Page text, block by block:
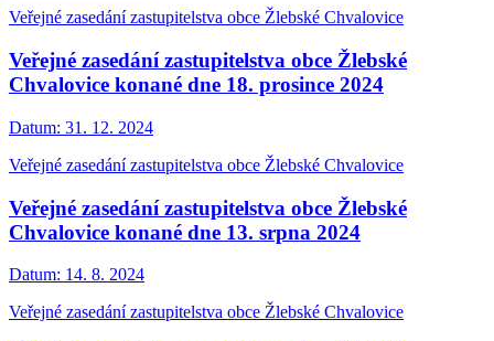
Veřejné zasedání zastupitelstva obce Žlebské Chvalovice
Veřejné zasedání zastupitelstva obce Žlebské
Chvalovice konané dne 18. prosince 2024
Datum: 31. 12. 2024
Veřejné zasedání zastupitelstva obce Žlebské Chvalovice
Veřejné zasedání zastupitelstva obce Žlebské
Chvalovice konané dne 13. srpna 2024
Datum: 14. 8. 2024
Veřejné zasedání zastupitelstva obce Žlebské Chvalovice